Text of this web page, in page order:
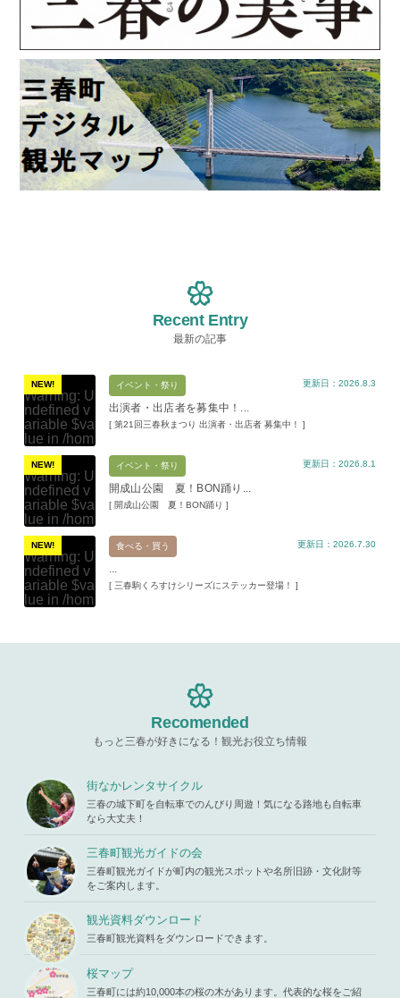
Recent Entry
最新の記事
NEW!
Warning: U
ndefined v
ariable $va
lue in /hom
e/xs11945
9/miharuko
ma.com/pu
blic_html/w
p-content/t
hemes/mih
aru/templat
e-parts/pic
up.phpon l
ine19
Warning: A
parts/picu
p.phpon li
ne19
イベント・祭り
出演者・出店者を募集中！...
[ 第21回三春秋まつり 出演者・出店者 募集中！ ]
更新日：2026.8.3
NEW!
Warning: U
ndefined v
ariable $va
lue in /hom
e/xs11945
9/miharuko
ma.com/pu
blic_html/w
p-content/t
hemes/mih
up.phpon l
iharukoma.
com/public
_html/wp-c
ontent/the
mes/mihar
u/template-
parts/picu
p.phpon li
ne19
イベント・祭り
開成山公園 夏！BON踊り...
[ 開成山公園 夏！BON踊り ]
更新日：2026.8.1
NEW!
Warning: U
ndefined v
ariable $va
lue in /hom
ma.com/pu
ttempt to re
ad property
"ID" on null
in/home/x
iharukoma.
com/public
_html/wp-c
ontent/the
mes/mihar
u/template-
parts/picu
p.phpon li
ne 19
食べる・買う
...
[ 三春駒くろすけシリーズにステッカー登場！ ]
更新日：2026.7.30
Recomended
もっと三春が好きになる！観光お役立ち情報
街なかレンタサイクル
三春の城下町を自転車でのんびり周遊！気になる路地も自転車
なら大丈夫！
三春町観光ガイドの会
三春町観光ガイドが町内の観光スポットや名所旧跡・文化財等
をご案内します。
観光資料ダウンロード
三春町観光資料をダウンロードできます。
桜マップ
三春町には約10,000本の桜の木があります。代表的な桜をご紹